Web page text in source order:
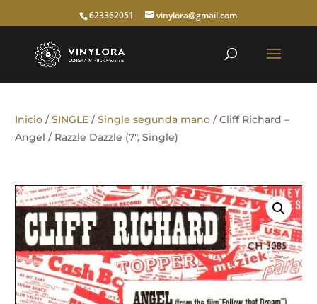
623362051 vinylora@gmail.com
Inicio /SINGLE /Single segunda mano / Cliff Richard –
Angel / Razzle Dazzle (7″, Single)